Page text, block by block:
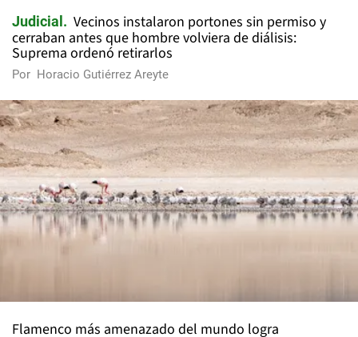
Judicial
Vecinos instalaron portones sin permiso y
cerraban antes que hombre volviera de diálisis:
Suprema ordenó retirarlos
Por Horacio Gutiérrez Areyte
Flamenco más amenazado del mundo logra